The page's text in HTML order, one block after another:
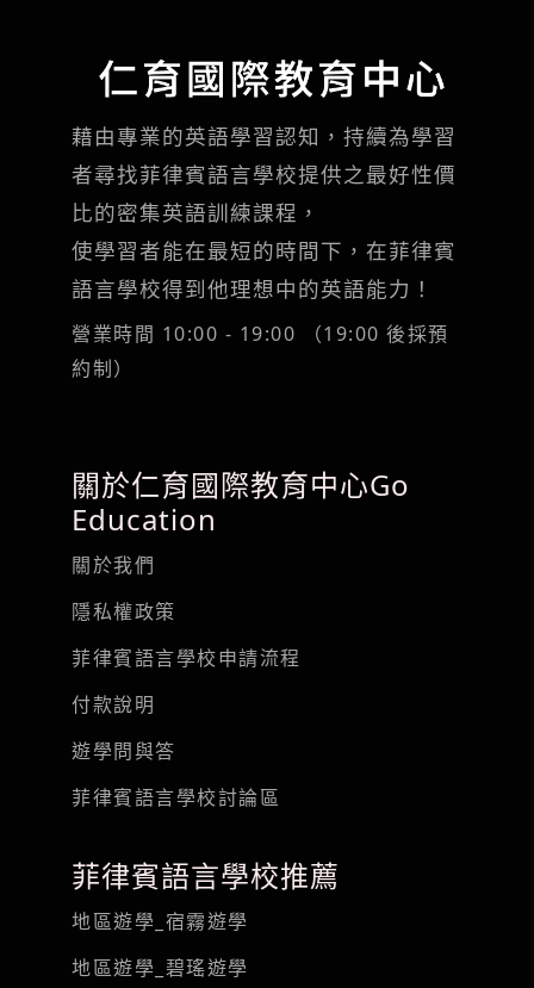
藉由專業的英語學習認知，持續為學習
者尋找菲律賓語言學校提供之最好性價
比的密集英語訓練課程，
使學習者能在最短的時間下，在菲律賓
語言學校得到他理想中的英語能力！
營業時間 10:00 - 19:00 （19:00 後採預
約制）
關於仁育國際教育中心Go
Education
關於我們
隱私權政策
菲律賓語言學校申請流程
付款說明
遊學問與答
菲律賓語言學校討論區
菲律賓語言學校推薦
地區遊學_宿霧遊學
地區遊學_碧瑤遊學